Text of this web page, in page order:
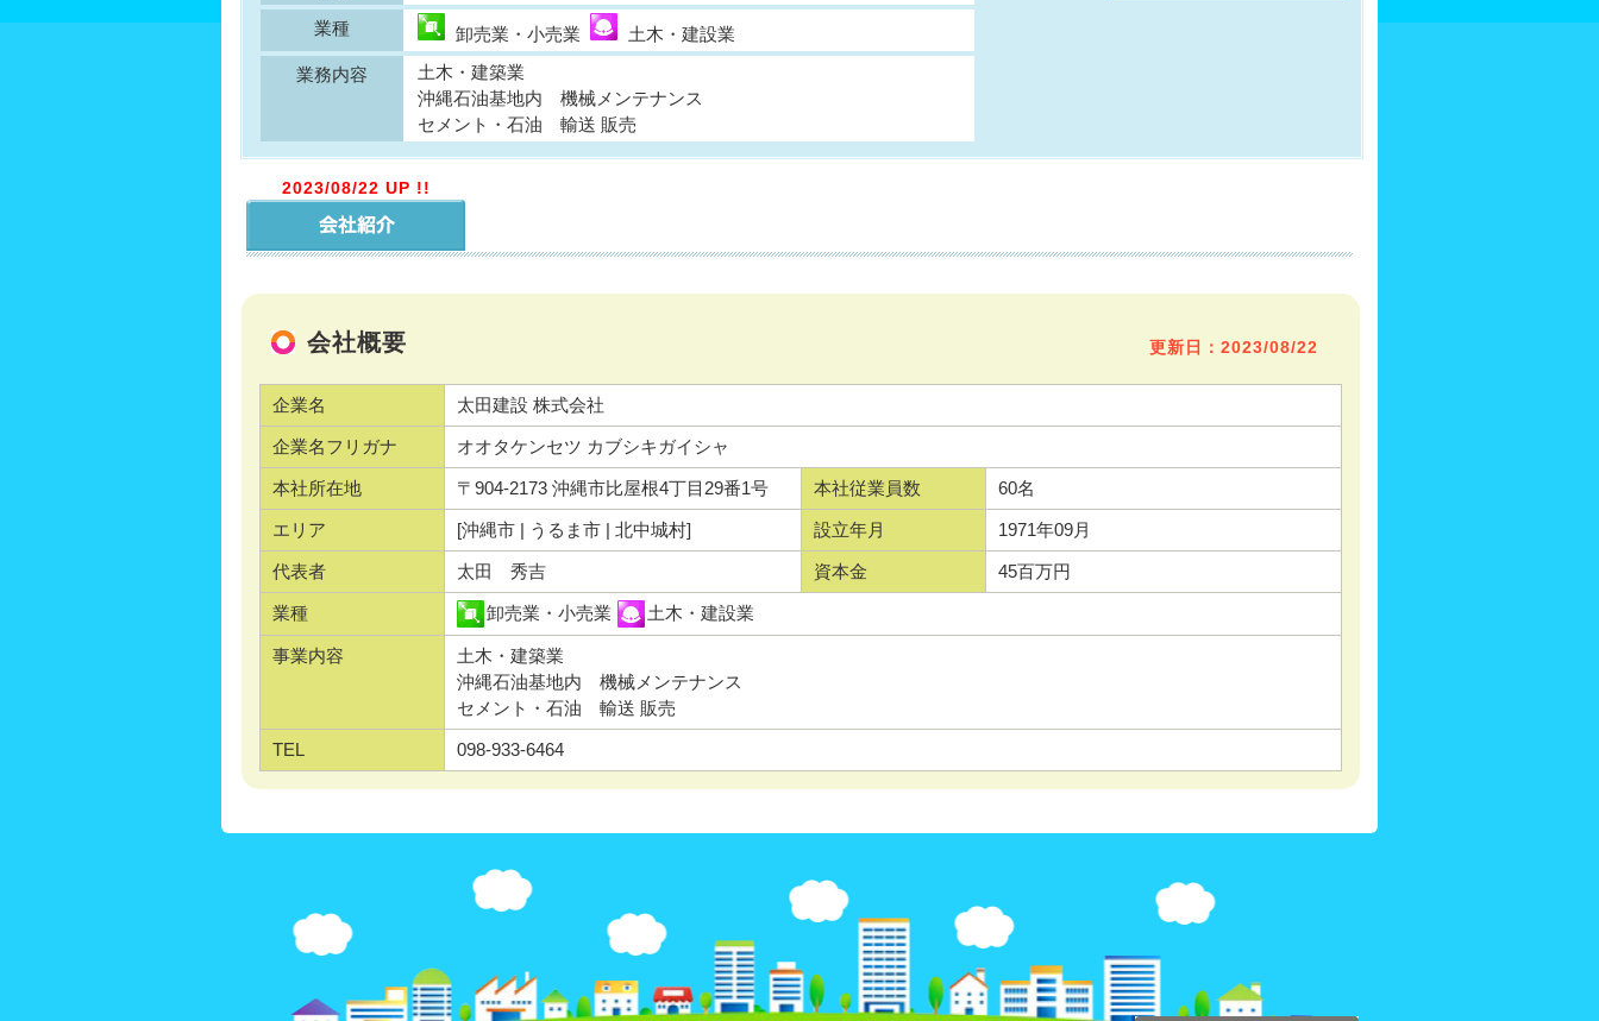
業種 卸売業・小売業
土木・建設業
業務内容
土木・建築業
沖縄石油基地内 機械メンテナンス
セメント・石油 輸送 販売
2023/08/22 UP !!
会社概要 更新日：2023/08/22
企業名 太田建設 株式会社
企業名フリガナ オオタケンセツ カブシキガイシャ
本社所在地 〒904-2173 沖縄市比屋根4丁目29番1号 本社従業員数 60名
エリア [沖縄市 | うるま市 | 北中城村] 設立年月 1971年09月
代表者 太田 秀吉 資本金 45百万円
業種 卸売業・小売業 土木・建設業
事業内容
土木・建築業
沖縄石油基地内 機械メンテナンス
セメント・石油 輸送 販売
TEL 098-933-6464